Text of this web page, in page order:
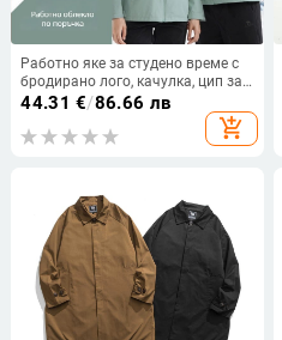
Работно яке за студено време с
бродирано лого, качулка, цип за
закопчаване, сваляща се яка,
44.31 €/86.66 лв
add_shopping_cart